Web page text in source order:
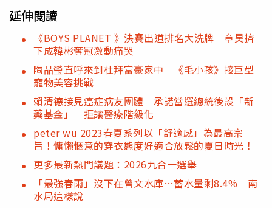
延伸閱讀
《BOYS PLANET 》決賽出道排名大洗牌 章昊擠
下成韓彬奪冠激動痛哭
陶晶瑩直呼來到杜拜富豪家中 《毛小孩》接巨型
寵物美容挑戰
賴清德接見癌症病友團體 承諾當選總統後設「新
藥基金」 拒讓醫療階級化
peter wu 2023春夏系列以「舒適感」為最高宗
旨！慵懶愜意的穿衣態度好適合放鬆的夏日時光！
更多最新熱門議題：2026九合一選舉
「最強春雨」沒下在曾文水庫…蓄水量剩8.4% 南
水局這樣說